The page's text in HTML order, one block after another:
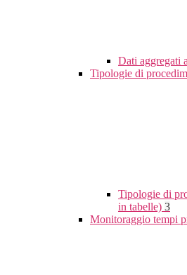
Dati aggregati
Tipologie di
Tipologie di
in tabelle) 3
Monitoraggio tempi